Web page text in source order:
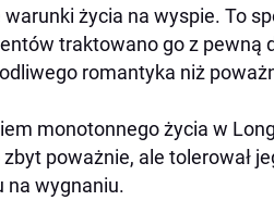
życia na wyspie. To
traktowano go z pewną
romantyka niż
monotonnego życia w
poważnie, ale tolerował
na wygnaniu.